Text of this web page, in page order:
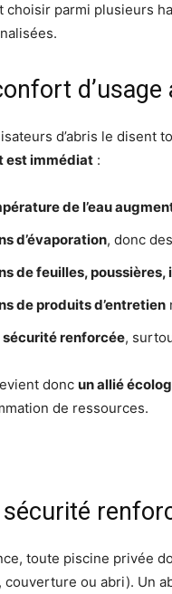
choisir parmi plusieurs
d’usage
d’abris le disent
est immédiat :
de l’eau
d’évaporation, donc
de feuilles, poussières,
de produits d’entretien
sécurité renforcée,
donc un allié
de ressources.
sécurité
toute piscine privée
couverture ou abri). Un